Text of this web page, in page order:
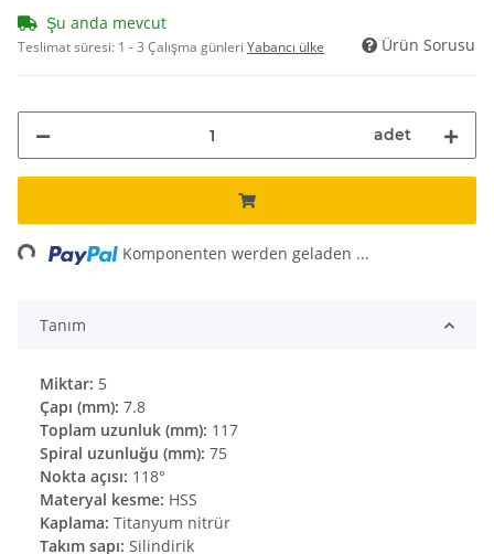
Şu anda mevcut
Teslimat süresi: 1 - 3 Çalışma günleri Yabancı ülke Ürün Sorusu
adet
Komponenten werden geladen ...
Tanım
Miktar: 5
Çapı (mm): 7.8
Toplam uzunluk (mm): 117
Spiral uzunluğu (mm): 75
Nokta açısı: 118°
Materyal kesme: HSS
Kaplama: Titanyum nitrür
Takım sapı: Silindirik